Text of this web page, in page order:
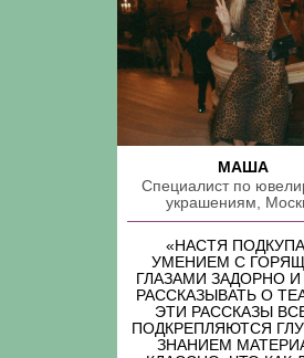
«НАСТЯ
УМЕНИЕМ С
ГЛАЗАМИ ЗАДОРНО И
РАССКАЗЫВАТЬ О
ЭТИ РАССКАЗЫ
ПОДКРЕПЛЯЮТСЯ
ЗНАНИЕМ
МАША
Специалист по
украшениям,